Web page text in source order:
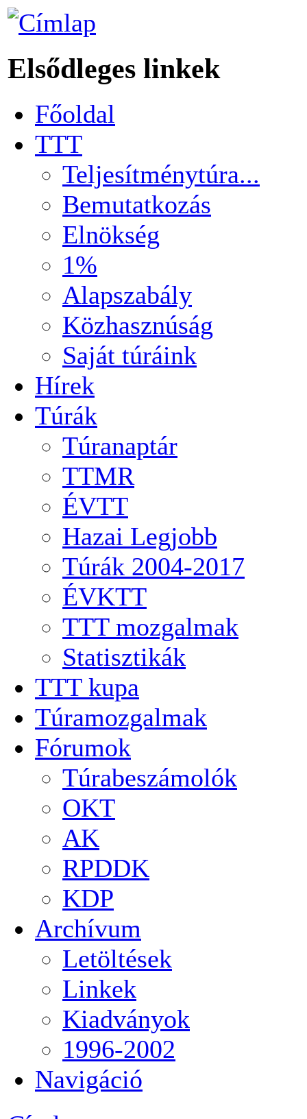
Elsődleges linkek
Főoldal
TTT
Teljesítménytúra...
Bemutatkozás
Elnökség
1%
Alapszabály
Közhasznúság
Saját túráink
Hírek
Túrák
Túranaptár
TTMR
ÉVTT
Hazai Legjobb
Túrák 2004-2017
ÉVKTT
TTT mozgalmak
Statisztikák
TTT kupa
Túramozgalmak
Fórumok
Túrabeszámolók
OKT
AK
RPDDK
KDP
Archívum
Letöltések
Linkek
Kiadványok
1996-2002
Navigáció